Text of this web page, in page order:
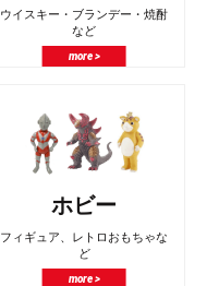
ウイスキー・ブランデー・焼酎
など
more >
ホビー
フィギュア、レトロおもちゃな
ど
more >